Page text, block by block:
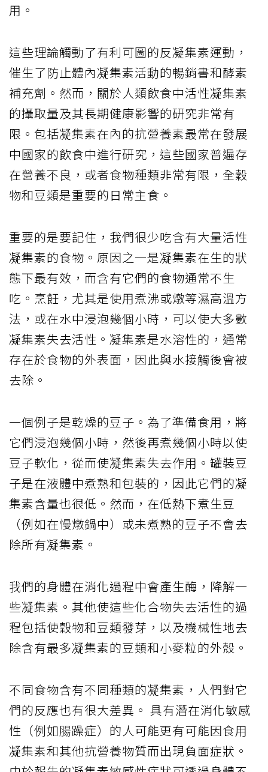
用。
這些理論觸動了有利可圖的反凝集素運動，
催生了防止體內凝集素活動的暢銷書和酵素
補充劑。然而，關於人類飲食中活性凝集素
的攝取量及其長期健康影響的研究非常有
限。包括凝集素在內的抗營養素最常在發展
中國家的飲食中進行研究，這些國家普遍存
在營養不良，或者食物種類非常有限，全穀
物和豆類是重要的日常主食。
重要的是要記住，我們很少吃含有大量活性
凝集素的食物。原因之一是凝集素在生的狀
態下最有效，而含有它們的食物通常不生
吃。烹飪，尤其是使用煮沸或燉等濕高溫方
法，或在水中浸泡幾個小時，可以使大多數
凝集素失去活性。凝集素是水溶性的，通常
存在於食物的外表面，因此與水接觸後會被
去除。
一個例子是乾燥的豆子。為了準備食用，將
它們浸泡幾個小時，然後再煮幾個小時以使
豆子軟化，從而使凝集素失去作用。罐裝豆
子是在液體中煮熟和包裝的，因此它們的凝
集素含量也很低。然而，在低熱下煮生豆
（例如在慢燉鍋中）或未煮熟的豆子不會去
除所有凝集素。
我們的身體在消化過程中會產生酶，降解一
些凝集素。其他使這些化合物失去活性的過
程包括使穀物和豆類發芽，以及機械性地去
除含有最多凝集素的豆類和小麥粒的外殼。
不同食物含有不同種類的凝集素，人們對它
們的反應也有很大差異。 具有潛在消化敏感
性（例如腸躁症）的人可能更有可能因食用
凝集素和其他抗營養物質而出現負面症狀。